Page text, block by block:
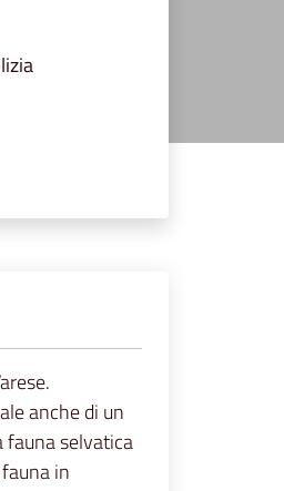
anche di un
fauna selvatica
in